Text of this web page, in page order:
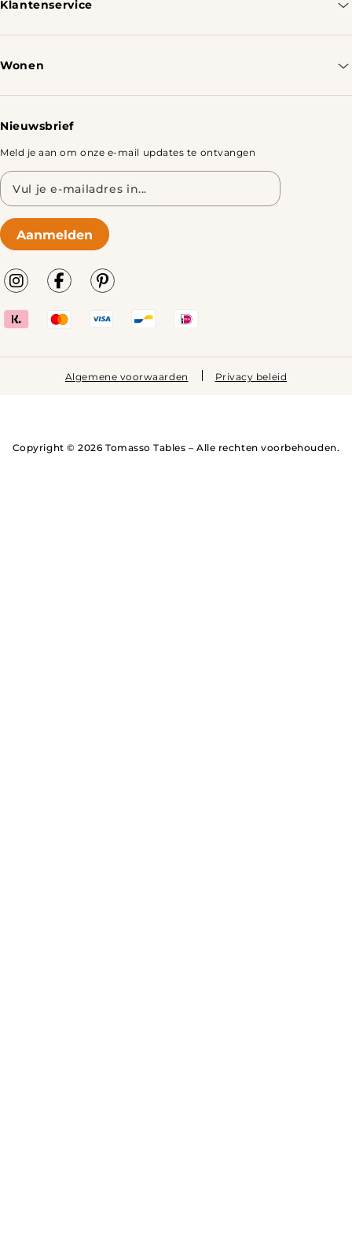
Klantenservice
Wonen
Nieuwsbrief
Meld je aan om onze e-mail updates te ontvangen
E-
mailadres
Aanmelden
Copyright © 2026 Tomasso Tables – Alle rechten voorbehouden.
Algemene voorwaarden Privacy beleid